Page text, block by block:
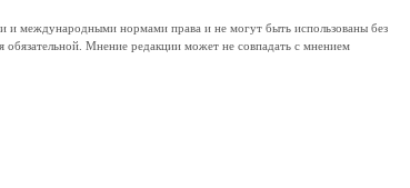
и международными нормами права и не могут быть использованы без
обязательной. Мнение редакции может не совпадать с мнением